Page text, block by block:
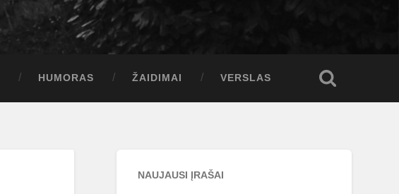
HUMORAS ŽAIDIMAI VERSLAS
NAUJAUSI ĮRAŠAI